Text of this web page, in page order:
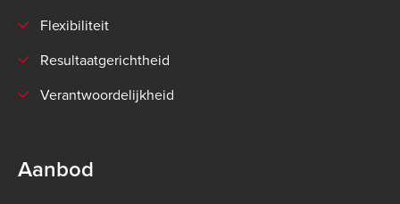
Flexibiliteit
Resultaatgerichtheid
Verantwoordelijkheid
Aanbod